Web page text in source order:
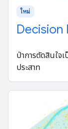
ใหม่
Decision
ป่าการตัดสินใจ
ประสาท